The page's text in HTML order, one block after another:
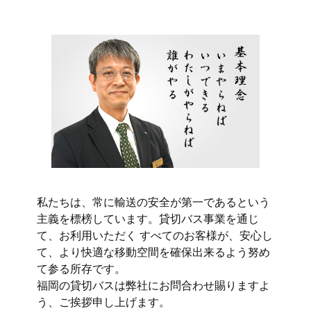
私たちは、常に輸送の安全が第一であるという
主義を標榜しています。貸切バス事業を通じ
て、お利用いただく すべてのお客様が、安心し
て、より快適な移動空間を確保出来るよう努め
て参る所存です。
福岡の貸切バスは弊社にお問合わせ賜りますよ
う、ご挨拶申し上げます。